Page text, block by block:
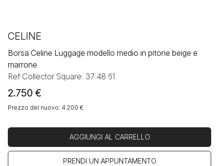
CELINE
Borsa Celine Luggage modello medio in pitone beige e
marrone
Ref Collector Square: 37 48 61
2.750 €
Prezzo del nuovo: 4.200 €
AGGIUNGI AL CARRELLO
PRENDI UN APPUNTAMENTO